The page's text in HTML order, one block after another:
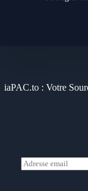
iaPAC.to : Votre
E
m